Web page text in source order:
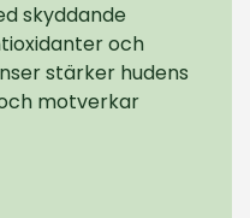
skyddande
och
stärker hudens
motverkar